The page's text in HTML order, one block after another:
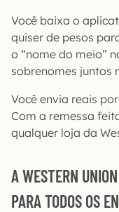
Você baixa o
quiser de pesos
o “nome do meio”
sobrenomes juntos
Você envia reais
Com a remessa
qualquer loja da
A WESTERN
PARA TODOS OS